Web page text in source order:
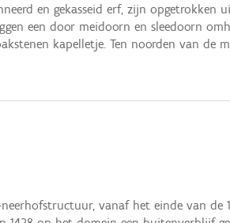
en gekasseid erf, zijn opgetrokken
een door meidoorn en sleedoorn
kapelletje. Ten noorden van de
vanaf het einde van de